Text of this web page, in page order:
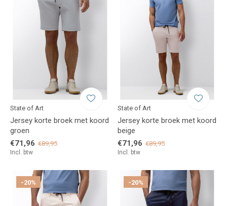
State of Art
Jersey korte broek met koord
groen
€71,96 €89,95
Incl. btw
State of Art
Jersey korte broek met koord
beige
€71,96 €89,95
Incl. btw
-20% -20%